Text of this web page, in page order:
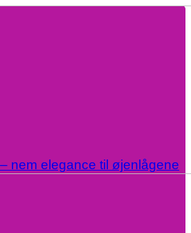
nem elegance til øjenlågene